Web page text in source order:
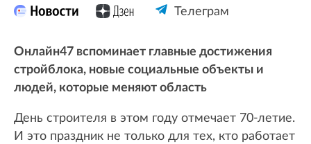
Телеграм
Онлайн47 вспоминает главные достижения
стройблока, новые социальные объекты и
людей, которые меняют область
День строителя в этом году отмечает 70-летие.
И это праздник не только для тех, кто работает